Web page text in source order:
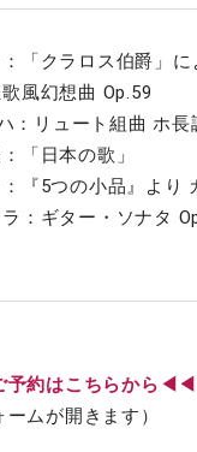
「クラロス伯爵」
風幻想曲 Op.59
：リュート組曲 ホ長
「日本の歌」
『5つの小品』より
：ギター・ソナタ
約はこちらから
ムが開きます）